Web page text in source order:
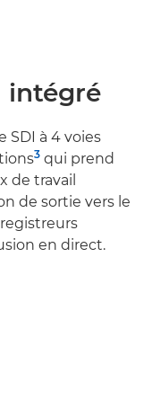
intégré
SDI à 4 voies
3 qui prend
de travail
de sortie vers le
en direct.